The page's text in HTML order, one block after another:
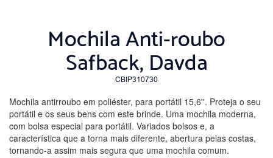
Mochila Anti-roubo
Safback, Davda
CBIP310730
Mochila antirroubo em poliéster, para portátil 15,6''. Proteja o seu
portátil e os seus bens com este brinde. Uma mochila moderna,
com bolsa especial para portátil. Variados bolsos e, a
característica que a torna mais diferente, abertura pelas costas,
tornando-a assim mais segura que uma mochila comum.